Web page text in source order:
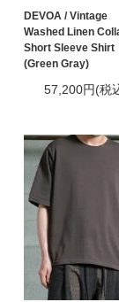
DEVOA / Vintage
Washed Linen
Short Sleeve Shirt
(Green Gray)
57,200円(税